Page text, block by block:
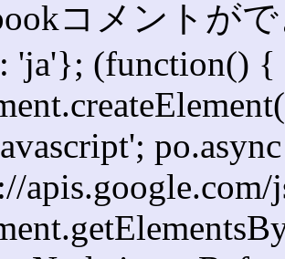
コメントが
'ja'}; (function() {